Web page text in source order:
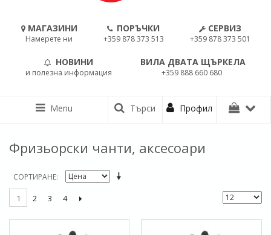
МАГАЗИНИ
Намерете ни
ПОРЪЧКИ
+359 878 373 513
СЕРВИЗ
+359 878 373 501
НОВИНИ
и полезна информация
ВИЛА ДВАТА ЩЪРКЕЛА
+359 888 660 680
Menu Търси Профил
Фризьорски чанти, аксесоари
СОРТИРАНЕ
1 2 3 4